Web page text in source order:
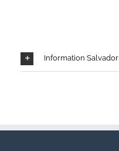
Information Salvador